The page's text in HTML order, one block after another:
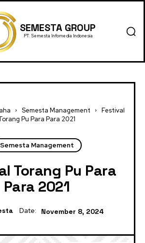
SEMESTA GROUP
PT. Semesta Infomedia Indonesia
Semesta Management
Festival
Pu Para Para 2021
Semesta Management
Torang Pu Para
Para 2021
Date: November 8, 2024